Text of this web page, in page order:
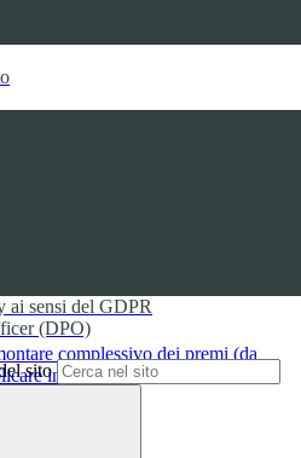
ai sensi del GDPR
(DPO)
sito
complessivo dei premi (da
in tabelle) 1